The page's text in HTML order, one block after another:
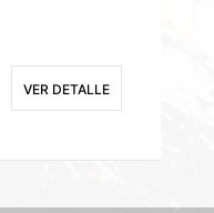
VER DETALLE